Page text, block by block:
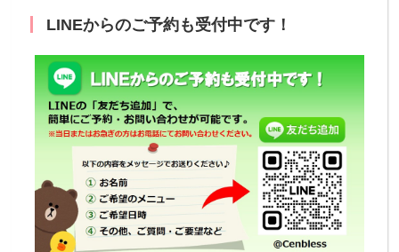
LINEからのご予約も受付中です！